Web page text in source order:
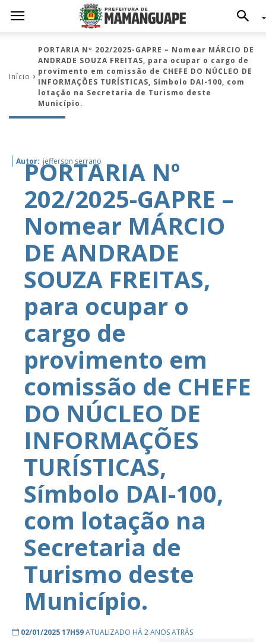
Início
PORTARIA Nº 202/2025-GAPRE – Nomear MÁRCIO DE
ANDRADE SOUZA FREITAS, para ocupar o cargo de
provimento em comissão de CHEFE DO NÚCLEO DE
INFORMAÇÕES TURÍSTICAS, Símbolo DAI-100, com
lotação na Secretaria de Turismo deste
Município.
Autor: jefferson serrano
PORTARIA Nº
202/2025-GAPRE –
Nomear MÁRCIO
DE ANDRADE
SOUZA FREITAS,
para ocupar o
cargo de
provimento em
comissão de CHEFE
DO NÚCLEO DE
INFORMAÇÕES
TURÍSTICAS,
Símbolo DAI-100,
com lotação na
Secretaria de
Turismo deste
Município.
02/01/2025 17H59ATUALIZADO HÁ 2 ANOS ATRÁS